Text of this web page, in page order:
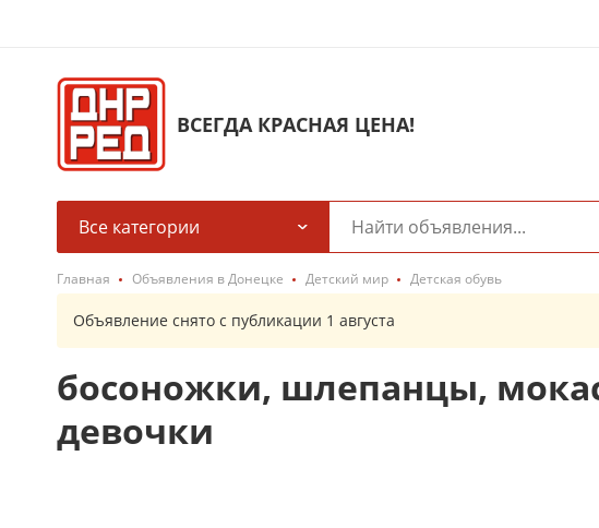
ВСЕГДА КРАСНАЯ ЦЕНА!
Все категории
Главная Объявления в Донецке Детский мир Детская обувь
Объявление снято с публикации 1 августа
босоножки, шлепанцы,
девочки